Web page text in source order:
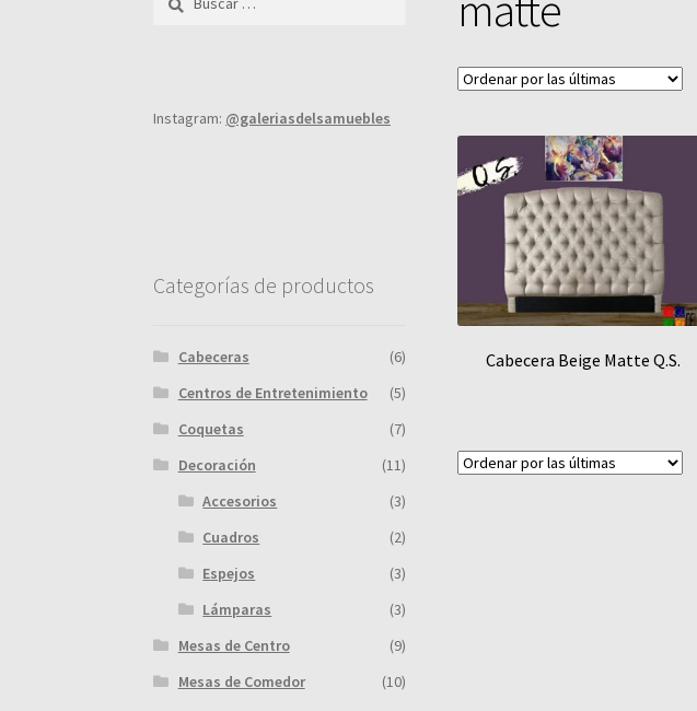
Cabecera Beige Matte Q.S.
Instagram: @galeriasdelsamuebles
Categorías de productos
Cabeceras
(6)
Centros de Entretenimiento
(5)
Coquetas
(7)
Decoración
(11)
Accesorios
(3)
Cuadros
(2)
Espejos
(3)
Lámparas
(3)
Mesas de Centro
(9)
Mesas de Comedor
(10)